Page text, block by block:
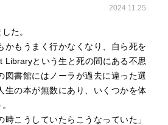
2024.11.25
た。
かもうまく行かなくなり、自ら死を
Libraryという生と死の間にある不思
図書館にはノーラが過去に違った選
生の本が無数にあり、いくつかを体
こうしていたらこうなっていた」